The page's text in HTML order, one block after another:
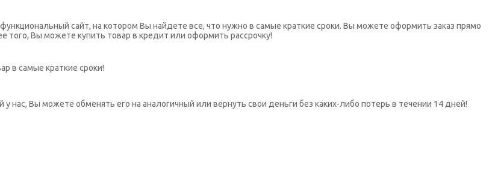
сайт, на котором Вы найдете все, что нужно в самые краткие сроки. Вы можете оформить заказ прямо
того, Вы можете купить товар в кредит или оформить рассрочку!
в самые краткие сроки!
нас, Вы можете обменять его на аналогичный или вернуть свои деньги без каких-либо потерь в течении 14 дней!